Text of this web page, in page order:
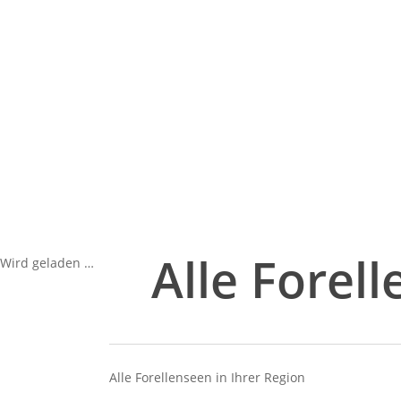
Wird geladen … Alle
Alle Forellenseen in Ihrer Region